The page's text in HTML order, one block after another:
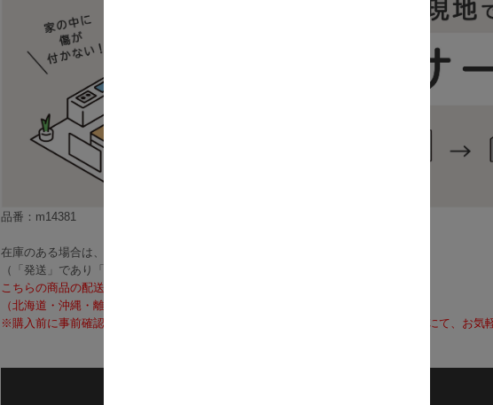
品番：m14381
在庫のある場合は、3～5営業日で発送いたします。
（「発送」であり「お届け」ではございませんのでご注意ください）
こちらの商品の配送料は無料となります。
（北海道・沖縄・離島への配送は、送料別途お見積りとなります）
※購入前に事前確認も可能となりますので、お電話（0120-155-339）またはメールにて、お気